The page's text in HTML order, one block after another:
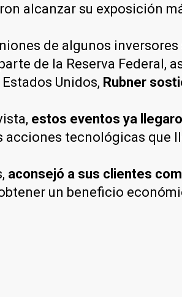
alcanzar su exposición
de algunos
de la Reserva Federal,
Estados Unidos, Rubner
estos eventos ya
acciones tecnológicas que
aconsejó a sus clientes
un beneficio